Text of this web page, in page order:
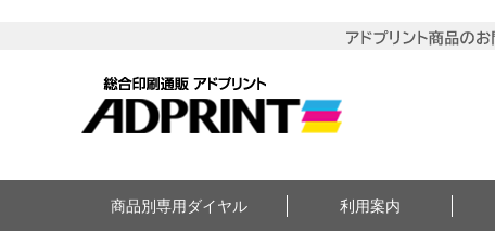
商品別専用ダイヤル 利用案内